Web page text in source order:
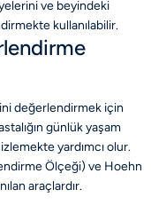
ve beyindeki
kullanılabilir.
değerlendirmek için
günlük yaşam
yardımcı olur.
Ölçeği) ve Hoehn
araçlardır.